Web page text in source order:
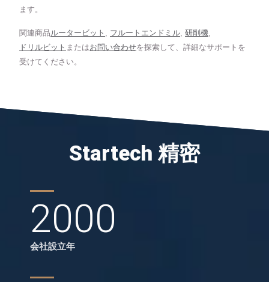
ます。
関連商品ルータービット , フルートエンドミル, 研削機,
ドリルビット またはお問い合わせを探索して、詳細なサポートを
受けてください。
Startech 精密
2000
会社設立年